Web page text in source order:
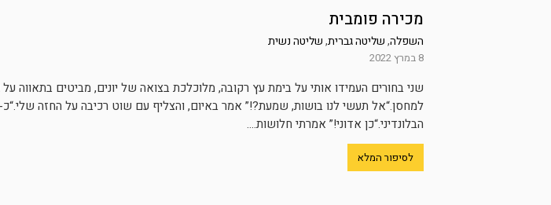
מכירה פומבית
השפלה,שליטה גברית,שליטה נשית
8 במרץ 2022
שני בחורים העמידו אותי על בימת עץ רקובה, מלוכלכת בצואה של יונים, מביטים
למחסן.“אל תעשי לנו בושות, שמעת?!” אמר באיום, והצליף עם שוט רכיבה על החזה
הבלונדיני.“כן אדוני!” אמרתי חלושות....
לסיפור המלא